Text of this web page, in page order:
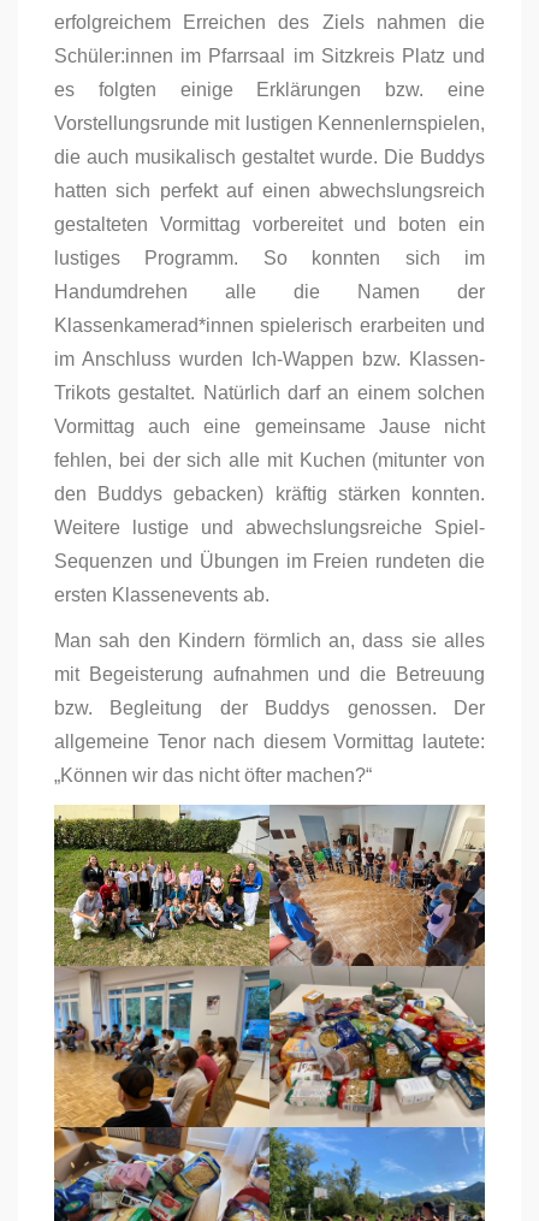
erfolgreichem Erreichen des Ziels nahmen die
Schüler:innen im Pfarrsaal im Sitzkreis Platz und
es folgten einige Erklärungen bzw. eine
Vorstellungsrunde mit lustigen Kennenlernspielen,
die auch musikalisch gestaltet wurde. Die Buddys
hatten sich perfekt auf einen abwechslungsreich
gestalteten Vormittag vorbereitet und boten ein
lustiges Programm. So konnten sich im
Handumdrehen alle die Namen der
Klassenkamerad*innen spielerisch erarbeiten und
im Anschluss wurden Ich-Wappen bzw. Klassen-
Trikots gestaltet. Natürlich darf an einem solchen
Vormittag auch eine gemeinsame Jause nicht
fehlen, bei der sich alle mit Kuchen (mitunter von
den Buddys gebacken) kräftig stärken konnten.
Weitere lustige und abwechslungsreiche Spiel-
Sequenzen und Übungen im Freien rundeten die
ersten Klassenevents ab.
Man sah den Kindern förmlich an, dass sie alles
mit Begeisterung aufnahmen und die Betreuung
bzw. Begleitung der Buddys genossen. Der
allgemeine Tenor nach diesem Vormittag lautete:
„Können wir das nicht öfter machen?“